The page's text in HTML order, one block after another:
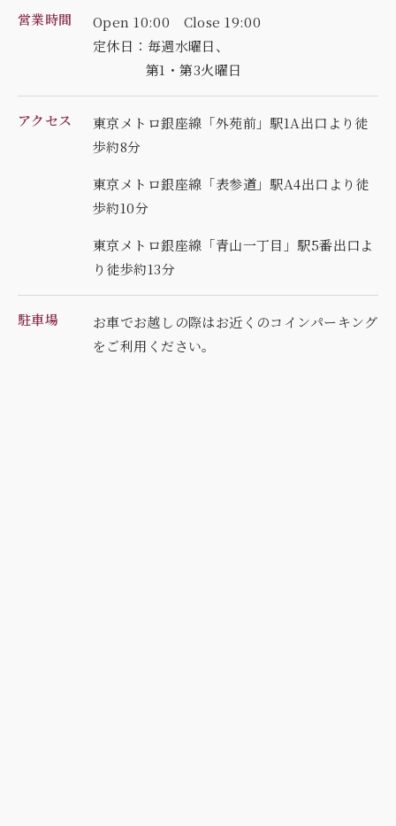
営業時間
Open 10:00 Close 19:00
定休日：毎週水曜日、
第1・第3火曜日
アクセス
東京メトロ銀座線「外苑前」駅1A出口より徒
歩約8分
東京メトロ銀座線「表参道」駅A4出口より徒
歩約10分
東京メトロ銀座線「青山一丁目」駅5番出口よ
り徒歩約13分
駐車場
お車でお越しの際はお近くのコインパーキング
をご利用ください。